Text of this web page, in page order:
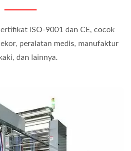
ISO-9001 dan CE, cocok
peralatan medis, manufaktur
dan lainnya.